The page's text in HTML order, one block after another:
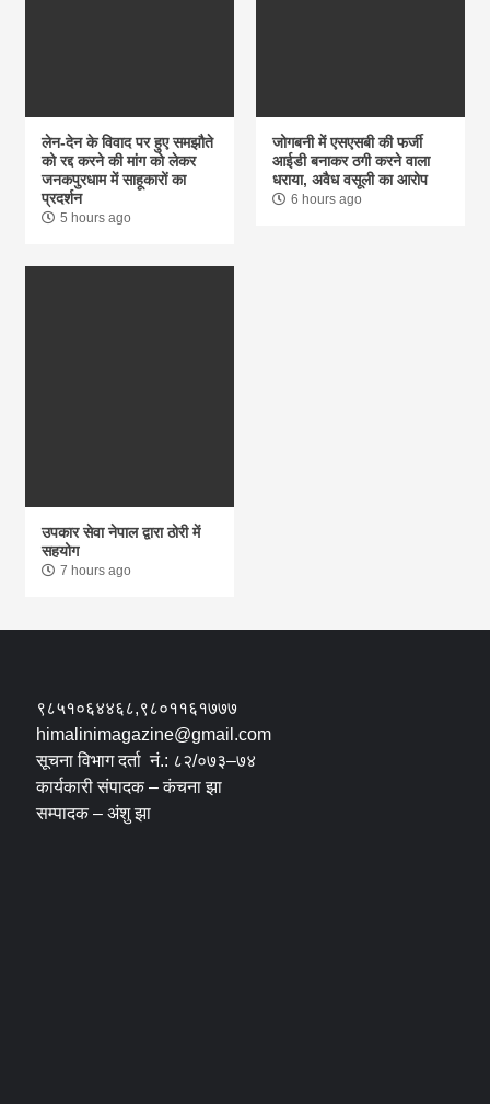
लेन-देन के विवाद पर हुए समझौते
को रद्द करने की मांग को लेकर
जनकपुरधाम में साहूकारों का
प्रदर्शन
5 hours ago
जोगबनी में एसएसबी की फर्जी
आईडी बनाकर ठगी करने वाला
धराया, अवैध वसूली का आरोप
6 hours ago
उपकार सेवा नेपाल द्वारा ठोरी में
सहयोग
7 hours ago
९८५१०६४४६८,९८०११६१७७७
himalinimagazine@gmail.com
सूचना विभाग दर्ता नं.: ८२/०७३–७४
कार्यकारी संपादक – कंचना झा
सम्पादक – अंशु झा